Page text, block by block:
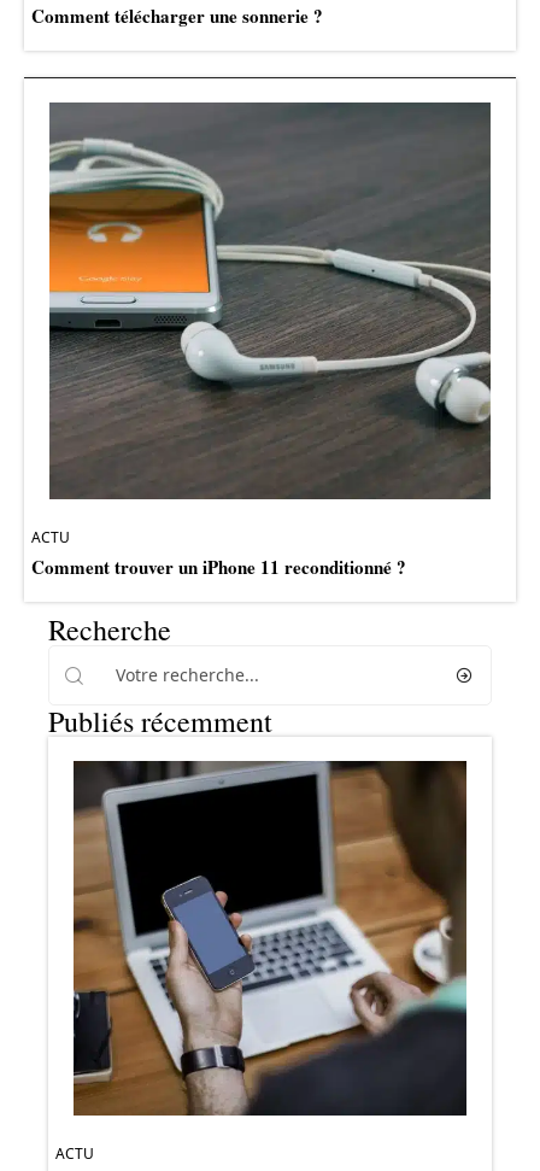
Comment télécharger une sonnerie ?
ACTU
Comment trouver un iPhone 11 reconditionné ?
Recherche
Publiés récemment
ACTU